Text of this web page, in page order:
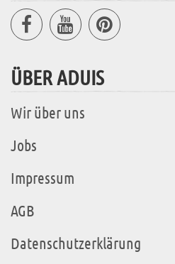
ÜBER ADUIS
Wir über uns
Jobs
Impressum
AGB
Datenschutzerklärung